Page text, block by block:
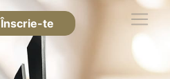
Înscrie-te